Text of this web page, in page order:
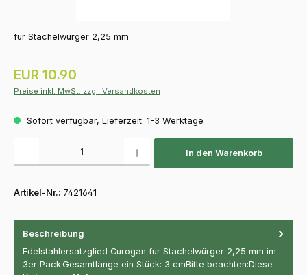
für Stachelwürger 2,25 mm
Regulärer Preis:
EUR 10.90
Preise inkl. MwSt. zzgl. Versandkosten
Sofort verfügbar, Lieferzeit: 1-3 Werktage
In den Warenkorb
Artikel-Nr.: 7421641
Beschreibung
Edelstahlersatzglied Curogan für Stachelwürger 2,25 mm im
3er Pack.Gesamtlänge ein Stück: 3 cmBitte beachten:Diese